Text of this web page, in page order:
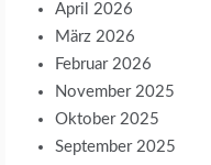
April 2026
März 2026
Februar 2026
November 2025
Oktober 2025
September 2025